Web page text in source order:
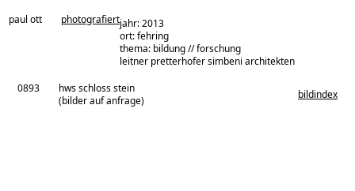
paul ott photografiertjahr: 2013
ort: fehring
thema: bildung // forschung
architekturbüro:
leitner pretterhofer simbeni architekten
0893
hws schloss stein
(bilder auf anfrage)
bildindex